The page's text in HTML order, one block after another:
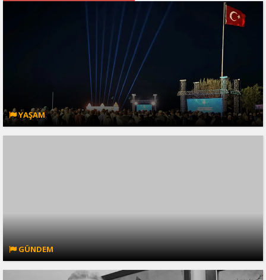
YAŞAM
GÜNDEM